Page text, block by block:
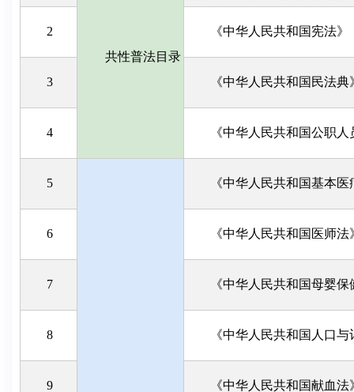
共性普法目录
2 《中华人民共和国宪法》
3 《中华人民共和国民法典
4 《中华人民共和国公职
5 《中华人民共和国基本
6 《中华人民共和国医师法
7 《中华人民共和国母婴保
8 《中华人民共和国人口
9 《中华人民共和国献血法